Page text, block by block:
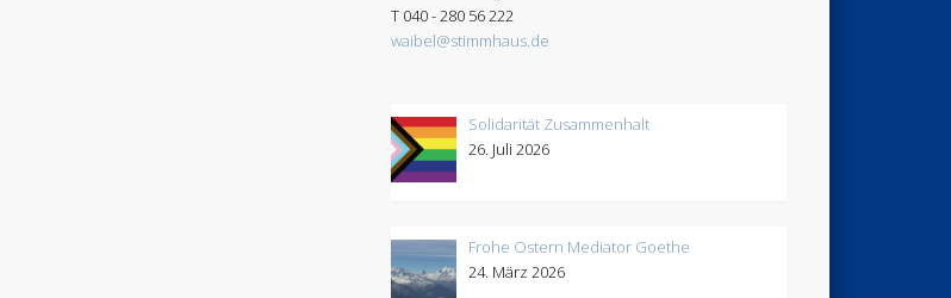
T 040 - 280 56 222
waibel@stimmhaus.de
Solidarität Zusammenhalt
26. Juli 2026
Frohe Ostern Mediator Goethe
24. März 2026